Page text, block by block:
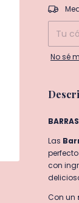
No sé
Las
con
Con un